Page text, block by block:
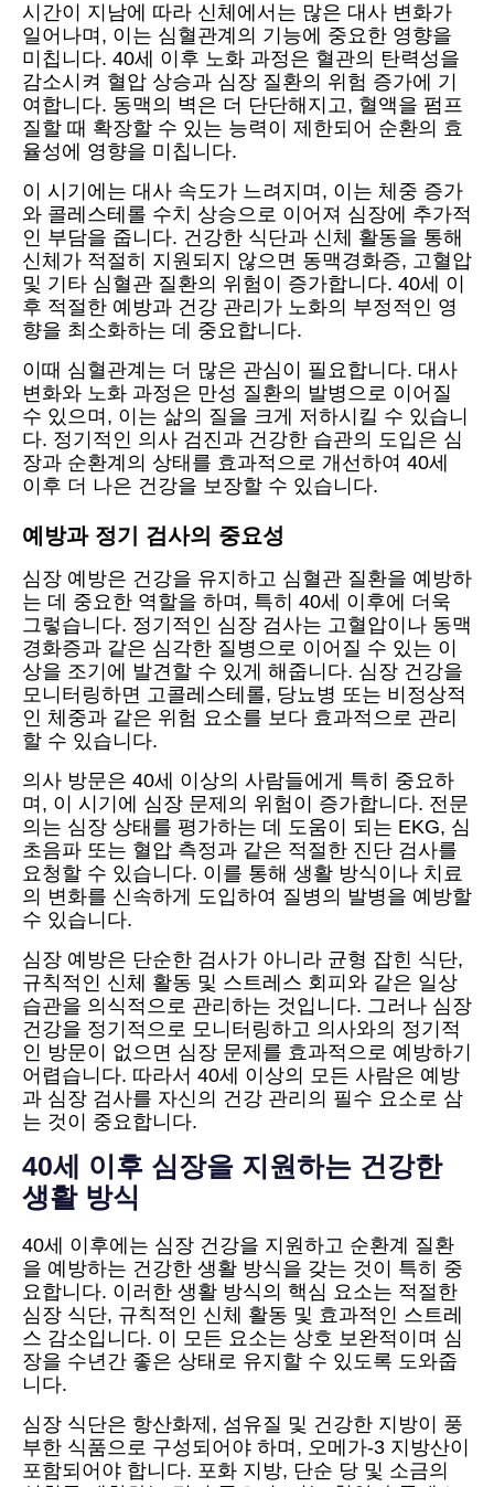
시간이 지남에 따라 신체에서는 많은 대사 변화가
일어나며, 이는 심혈관계의 기능에 중요한 영향을
미칩니다. 40세 이후 노화 과정은 혈관의 탄력성을
감소시켜 혈압 상승과 심장 질환의 위험 증가에 기
여합니다. 동맥의 벽은 더 단단해지고, 혈액을 펌프
질할 때 확장할 수 있는 능력이 제한되어 순환의 효
율성에 영향을 미칩니다.
이 시기에는 대사 속도가 느려지며, 이는 체중 증가
와 콜레스테롤 수치 상승으로 이어져 심장에 추가적
인 부담을 줍니다. 건강한 식단과 신체 활동을 통해
신체가 적절히 지원되지 않으면 동맥경화증, 고혈압
및 기타 심혈관 질환의 위험이 증가합니다. 40세 이
후 적절한 예방과 건강 관리가 노화의 부정적인 영
향을 최소화하는 데 중요합니다.
이때 심혈관계는 더 많은 관심이 필요합니다. 대사
변화와 노화 과정은 만성 질환의 발병으로 이어질
수 있으며, 이는 삶의 질을 크게 저하시킬 수 있습니
다. 정기적인 의사 검진과 건강한 습관의 도입은 심
장과 순환계의 상태를 효과적으로 개선하여 40세
이후 더 나은 건강을 보장할 수 있습니다.
예방과 정기 검사의 중요성
심장 예방은 건강을 유지하고 심혈관 질환을 예방하
는 데 중요한 역할을 하며, 특히 40세 이후에 더욱
그렇습니다. 정기적인 심장 검사는 고혈압이나 동맥
경화증과 같은 심각한 질병으로 이어질 수 있는 이
상을 조기에 발견할 수 있게 해줍니다. 심장 건강을
모니터링하면 고콜레스테롤, 당뇨병 또는 비정상적
인 체중과 같은 위험 요소를 보다 효과적으로 관리
할 수 있습니다.
의사 방문은 40세 이상의 사람들에게 특히 중요하
며, 이 시기에 심장 문제의 위험이 증가합니다. 전문
의는 심장 상태를 평가하는 데 도움이 되는 EKG, 심
초음파 또는 혈압 측정과 같은 적절한 진단 검사를
요청할 수 있습니다. 이를 통해 생활 방식이나 치료
의 변화를 신속하게 도입하여 질병의 발병을 예방할
수 있습니다.
심장 예방은 단순한 검사가 아니라 균형 잡힌 식단,
규칙적인 신체 활동 및 스트레스 회피와 같은 일상
습관을 의식적으로 관리하는 것입니다. 그러나 심장
건강을 정기적으로 모니터링하고 의사와의 정기적
인 방문이 없으면 심장 문제를 효과적으로 예방하기
어렵습니다. 따라서 40세 이상의 모든 사람은 예방
과 심장 검사를 자신의 건강 관리의 필수 요소로 삼
는 것이 중요합니다.
40세 이후 심장을 지원하는 건강한
생활 방식
40세 이후에는 심장 건강을 지원하고 순환계 질환
을 예방하는 건강한 생활 방식을 갖는 것이 특히 중
요합니다. 이러한 생활 방식의 핵심 요소는 적절한
심장 식단, 규칙적인 신체 활동 및 효과적인 스트레
스 감소입니다. 이 모든 요소는 상호 보완적이며 심
장을 수년간 좋은 상태로 유지할 수 있도록 도와줍
니다.
심장 식단은 항산화제, 섬유질 및 건강한 지방이 풍
부한 식품으로 구성되어야 하며, 오메가-3 지방산이
포함되어야 합니다. 포화 지방, 단순 당 및 소금의